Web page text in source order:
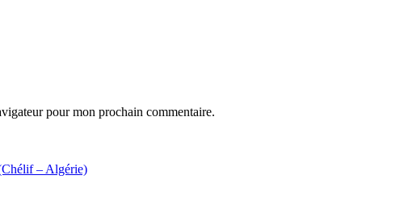
pour mon prochain commentaire.
– Algérie)